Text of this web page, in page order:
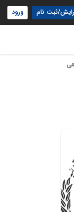
ثبت نام ورود